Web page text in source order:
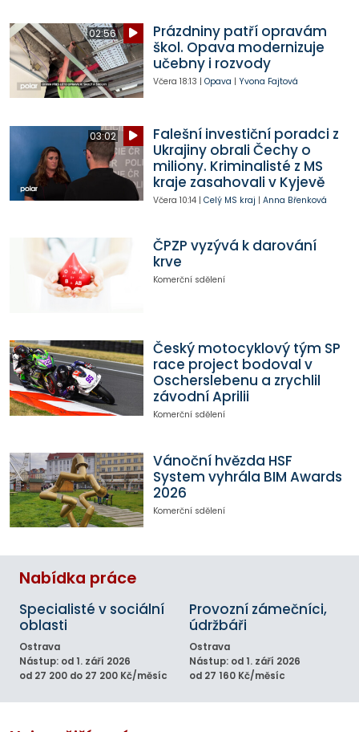
02:56
Prázdniny patří opravám
škol. Opava modernizuje
učebny i rozvody
Včera 18:13 | Opava | Yvona Fajtová
03:02
Falešní investiční poradci z
Ukrajiny obrali Čechy o
miliony. Kriminalisté z MS
kraje zasahovali v Kyjevě
Včera 10:14| Celý MS kraj | Anna Břenková
ČPZP vyzývá k darování
krve
Komerční sdělení
Český motocyklový tým SP
race project bodoval v
Oscherslebenu a zrychlil
závodní Aprilii
Komerční sdělení
Vánoční hvězda HSF
System vyhrála BIM Awards
2026
Komerční sdělení
Nabídka práce
Specialisté v sociální
oblasti
Ostrava
Nástup: od 1. září 2026
od 27 200 do 27 200 Kč/měsíc
Provozní zámečníci,
údržbáři
Ostrava
Nástup: od 1. září 2026
od 27 160 Kč/měsíc